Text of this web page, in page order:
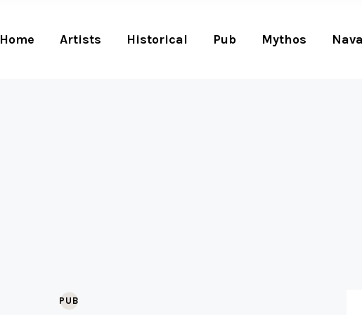
Home Artists Historical Pub Mythos
PUB